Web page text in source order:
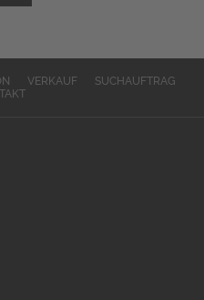
VERKAUF
SUCHAUFTRAG